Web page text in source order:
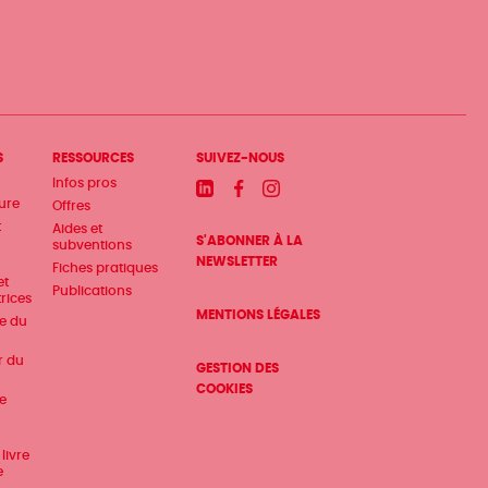
du
du
RESSOURCES
Infos pros
Offres
Aides et
subventions
Fiches pratiques
Publications
SUIVEZ-NOUS
LinkedinFacebookInstagram
S'ABONNER À LA
NEWSLETTER
MENTIONS LÉGALES
GESTION DES
COOKIES